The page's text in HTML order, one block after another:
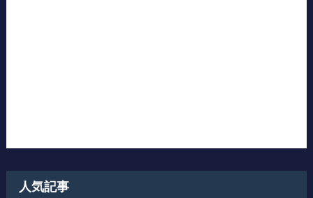
人気記事